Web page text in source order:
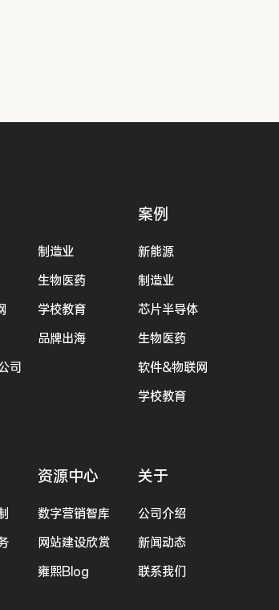
制造业
生物医药
学校教育
品牌出海
司
案例
新能源
制造业
芯片半导体
生物医药
软件&物联网
学校教育
资源中心
数字营销智库
网站建设欣赏
雍熙Blog
关于
公司介绍
新闻动态
联系我们